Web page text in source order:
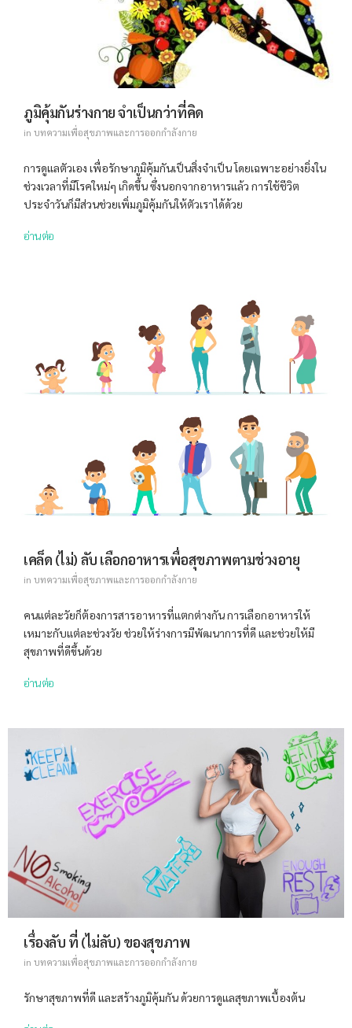
ภูมิคุ้มกันร่างกาย จำเป็นกว่าที่คิด
in บทความเพื่อสุขภาพและการออกกำลังกาย
การดูแลตัวเอง เพื่อรักษาภูมิคุ้มกันเป็นสิ่งจำเป็น โดยเฉพาะอย่างยิ่งใน
ช่วงเวลาที่มีโรคใหม่ๆ เกิดขึ้น ซึ่งนอกจากอาหารแล้ว การใช้ชีวิต
ประจำวันก็มีส่วนช่วยเพิ่มภูมิคุ้มกันให้ตัวเราได้ด้วย
อ่านต่อ
เคล็ด (ไม่) ลับ เลือกอาหารเพื่อสุขภาพตามช่วงอายุ
in บทความเพื่อสุขภาพและการออกกำลังกาย
คนแต่ละวัยก็ต้องการสารอาหารที่แตกต่างกัน การเลือกอาหารให้
เหมาะกับแต่ละช่วงวัย ช่วยให้ร่างการมีพัฒนาการที่ดี และช่วยให้มี
สุขภาพที่ดีขึ้นด้วย
อ่านต่อ
เรื่องลับ ที่ (ไม่ลับ) ของสุขภาพ
in บทความเพื่อสุขภาพและการออกกำลังกาย
รักษาสุขภาพที่ดี และสร้างภูมิคุ้มกัน ด้วยการดูแลสุขภาพเบื้องต้น